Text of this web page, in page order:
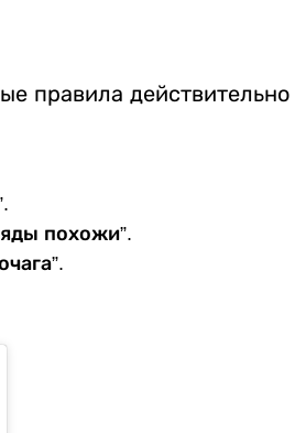
правила действительно
похожи”.